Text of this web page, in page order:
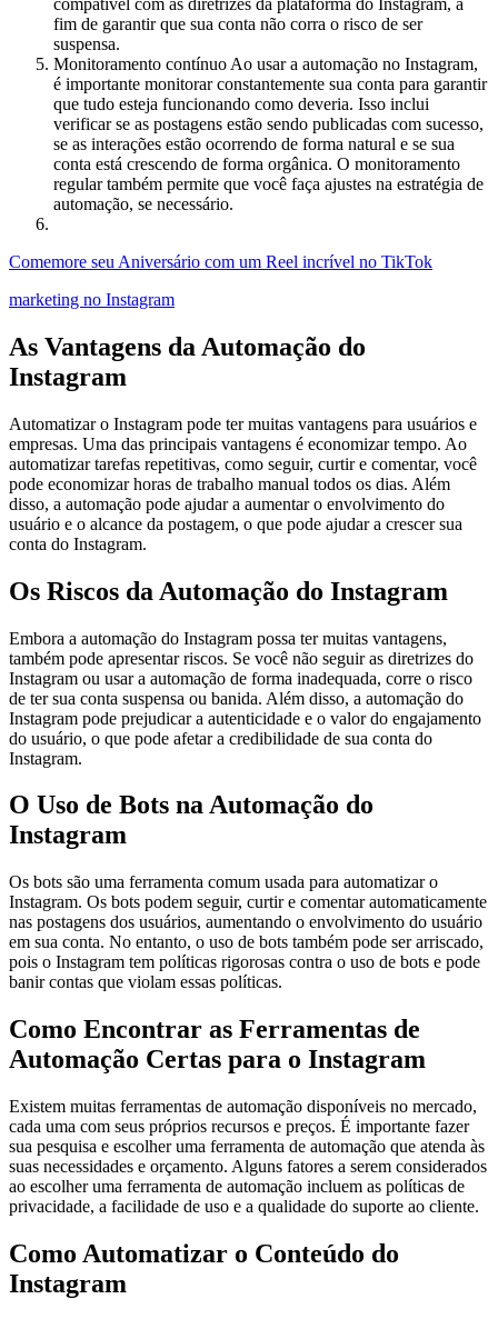
fim de garantir que sua conta não corra o risco de ser
suspensa.
Monitoramento contínuo Ao usar a automação no Instagram,
é importante monitorar constantemente sua conta para garantir
que tudo esteja funcionando como deveria. Isso inclui
verificar se as postagens estão sendo publicadas com sucesso,
se as interações estão ocorrendo de forma natural e se sua
conta está crescendo de forma orgânica. O monitoramento
regular também permite que você faça ajustes na estratégia de
automação, se necessário.
Comemore seu Aniversário com um Reel incrível no TikTok
marketing no Instagram
As Vantagens da Automação do
Instagram
Automatizar o Instagram pode ter muitas vantagens para usuários e
empresas. Uma das principais vantagens é economizar tempo. Ao
automatizar tarefas repetitivas, como seguir, curtir e comentar, você
pode economizar horas de trabalho manual todos os dias. Além
disso, a automação pode ajudar a aumentar o envolvimento do
usuário e o alcance da postagem, o que pode ajudar a crescer sua
conta do Instagram.
Os Riscos da Automação do Instagram
Embora a automação do Instagram possa ter muitas vantagens,
também pode apresentar riscos. Se você não seguir as diretrizes do
Instagram ou usar a automação de forma inadequada, corre o risco
de ter sua conta suspensa ou banida. Além disso, a automação do
Instagram pode prejudicar a autenticidade e o valor do engajamento
do usuário, o que pode afetar a credibilidade de sua conta do
Instagram.
O Uso de Bots na Automação do
Instagram
Os bots são uma ferramenta comum usada para automatizar o
Instagram. Os bots podem seguir, curtir e comentar automaticamente
nas postagens dos usuários, aumentando o envolvimento do usuário
em sua conta. No entanto, o uso de bots também pode ser arriscado,
pois o Instagram tem políticas rigorosas contra o uso de bots e pode
banir contas que violam essas políticas.
Como Encontrar as Ferramentas de
Automação Certas para o Instagram
Existem muitas ferramentas de automação disponíveis no mercado,
cada uma com seus próprios recursos e preços. É importante fazer
sua pesquisa e escolher uma ferramenta de automação que atenda às
suas necessidades e orçamento. Alguns fatores a serem considerados
ao escolher uma ferramenta de automação incluem as políticas de
privacidade, a facilidade de uso e a qualidade do suporte ao cliente.
Como Automatizar o Conteúdo do
Instagram